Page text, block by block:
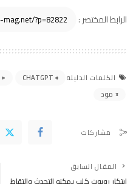
الرابط المختصر :
الكلمات الدليلة CHATGPT
مود
مشاركات
المقال السابق